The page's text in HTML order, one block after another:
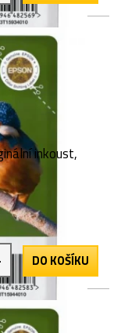
inkoust,
DO KOŠÍKU